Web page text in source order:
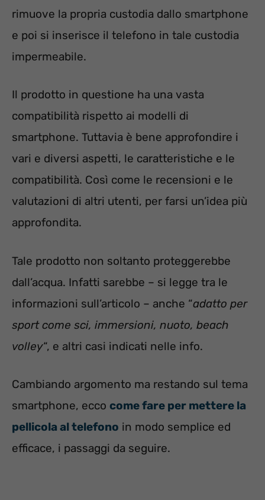
rimuove la propria custodia dallo smartphone
e poi si inserisce il telefono in tale custodia
impermeabile.
Il prodotto in questione ha una vasta
compatibilità rispetto ai modelli di
smartphone. Tuttavia è bene approfondire i
vari e diversi aspetti, le caratteristiche e le
compatibilità. Così come le recensioni e le
valutazioni di altri utenti, per farsi un’idea più
approfondita.
Tale prodotto non soltanto proteggerebbe
dall’acqua. Infatti sarebbe – si legge tra le
informazioni sull’articolo – anche “adatto per
sport come sci, immersioni, nuoto, beach
volley“, e altri casi indicati nelle info.
Cambiando argomento ma restando sul tema
smartphone, ecco come fare per mettere la
pellicola al telefono in modo semplice ed
efficace, i passaggi da seguire.